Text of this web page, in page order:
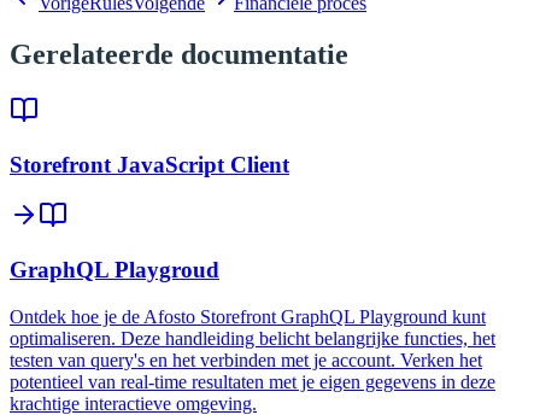
Gerelateerde documentatie
Storefront JavaScript Client
GraphQL Playgroud
Ontdek hoe je de Afosto Storefront GraphQL Playground kunt
optimaliseren. Deze handleiding belicht belangrijke functies, het
testen van query's en het verbinden met je account. Verken het
potentieel van real-time resultaten met je eigen gegevens in deze
krachtige interactieve omgeving.